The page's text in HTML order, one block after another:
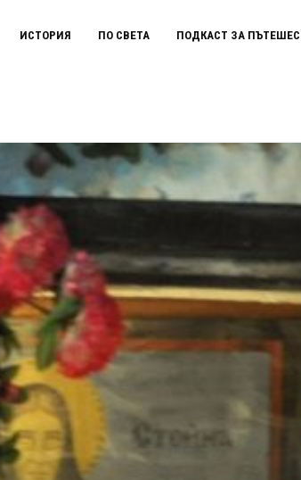
ИСТОРИЯ ПО СВЕТА ПОДКАСТ ЗА